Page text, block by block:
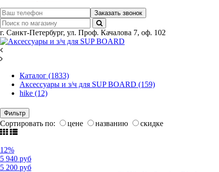
Заказать звонок
г. Санкт-Петербург, ул. Проф. Качалова 7, оф. 102
Каталог (1833)
Аксессуары и з/ч для SUP BOARD (159)
hike (12)
Фильтр
Сортировать по: цене названию скидке
12%
5 940 руб
5 200 руб